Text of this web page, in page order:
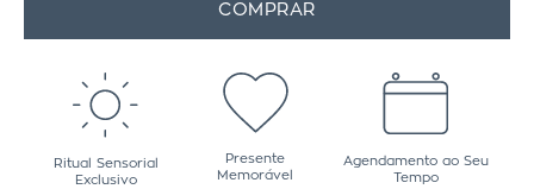
COMPRAR
Ritual Sensorial
Exclusivo
Presente
Memorável
Agendamento ao Seu
Tempo